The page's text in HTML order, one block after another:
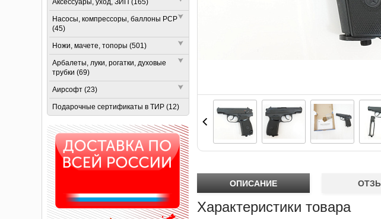
ОПИСАНИЕ
Характеристики товара
Аксессуары, уход, ЗИП (165)
Насосы, компрессоры, баллоны РСР
(45)
Ножи, мачете, топоры (501)
Арбалеты, луки, рогатки, духовые
трубки (69)
Аирсофт (23)
Подарочные сертификаты в ТИР (12)